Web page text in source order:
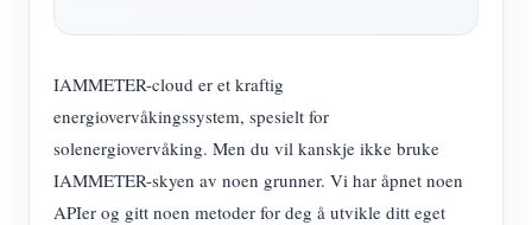
IAMMETER-cloud er et kraftig
energiovervåkingssystem, spesielt for
solenergiovervåking. Men du vil kanskje ikke bruke
IAMMETER-skyen av noen grunner. Vi har åpnet noen
APIer og gitt noen metoder for deg å utvikle ditt eget